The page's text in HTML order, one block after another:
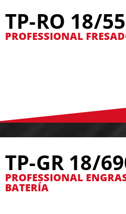
TP-RO 18/
PROFESSIONAL
TP-GR 18/
PROFESSIONAL
BATERÍA